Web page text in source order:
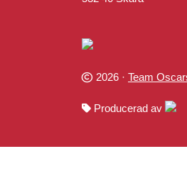
2026 · Team
Producerad av